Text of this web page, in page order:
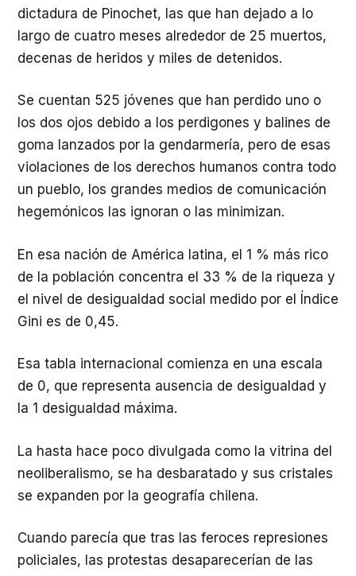
dictadura de Pinochet, las que han dejado a lo
largo de cuatro meses alrededor de 25 muertos,
decenas de heridos y miles de detenidos.
Se cuentan 525 jóvenes que han perdido uno o
los dos ojos debido a los perdigones y balines de
goma lanzados por la gendarmería, pero de esas
violaciones de los derechos humanos contra todo
un pueblo, los grandes medios de comunicación
hegemónicos las ignoran o las minimizan.
En esa nación de América latina, el 1 % más rico
de la población concentra el 33 % de la riqueza y
el nivel de desigualdad social medido por el Índice
Gini es de 0,45.
Esa tabla internacional comienza en una escala
de 0, que representa ausencia de desigualdad y
la 1 desigualdad máxima.
La hasta hace poco divulgada como la vitrina del
neoliberalismo, se ha desbaratado y sus cristales
se expanden por la geografía chilena.
Cuando parecía que tras las feroces represiones
policiales, las protestas desaparecerían de las